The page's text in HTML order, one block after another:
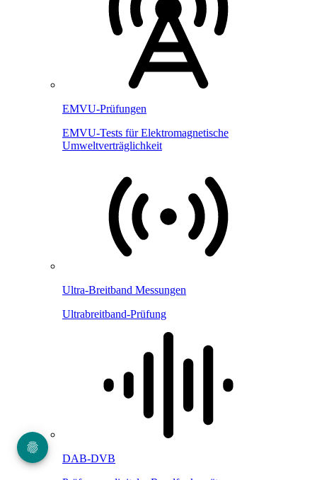
EMVU-Prüfungen
EMVU-Tests für Elektromagnetische
Umweltverträglichkeit
Ultra-Breitband Messungen
Ultrabreitband-Prüfung
DAB-DVB